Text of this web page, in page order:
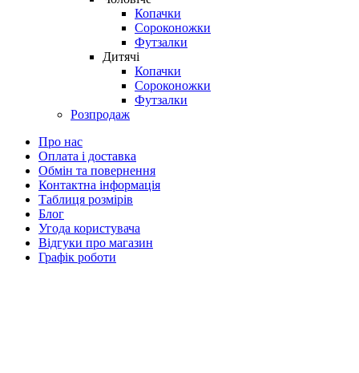
Копачки
Сороконожки
Футзалки
Дитячі
Копачки
Сороконожки
Футзалки
Розпродаж
Про нас
Оплата і доставка
Обмін та повернення
Контактна інформація
Таблиця розмірів
Блог
Угода користувача
Відгуки про магазин
Графік роботи